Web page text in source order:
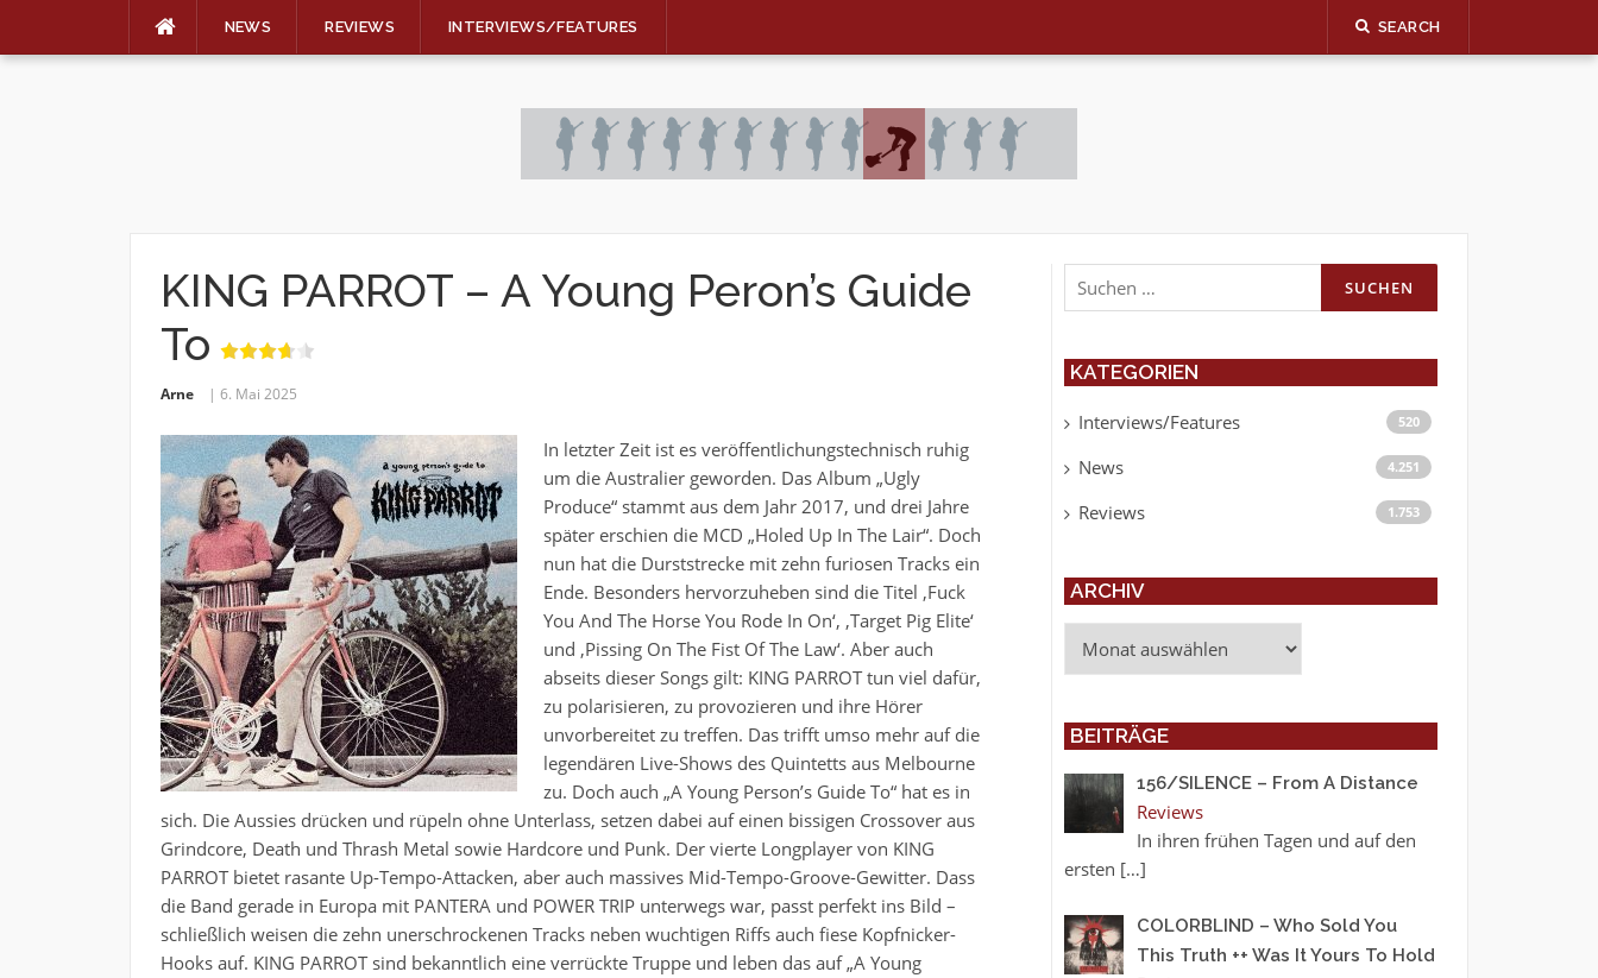
NEWS REVIEWS INTERVIEWS/FEATURES SEARCH
KING PARROT – A Young Peron’s Guide
To
Arne 6. Mai 2025
In letzter Zeit ist es veröffentlichungstechnisch ruhig
um die Australier geworden. Das Album „Ugly
Produce“ stammt aus dem Jahr 2017, und drei Jahre
später erschien die MCD „Holed Up In The Lair“. Doch
nun hat die Durststrecke mit zehn furiosen Tracks ein
Ende. Besonders hervorzuheben sind die Titel ,Fuck
You And The Horse You Rode In On‘, ,Target Pig Elite‘
und ,Pissing On The Fist Of The Law‘. Aber auch
abseits dieser Songs gilt: KING PARROT tun viel dafür,
zu polarisieren, zu provozieren und ihre Hörer
unvorbereitet zu treffen. Das trifft umso mehr auf die
legendären Live-Shows des Quintetts aus Melbourne
zu. Doch auch „A Young Person’s Guide To“ hat es in
sich. Die Aussies drücken und rüpeln ohne Unterlass, setzen dabei auf einen bissigen Crossover aus
Grindcore, Death und Thrash Metal sowie Hardcore und Punk. Der vierte Longplayer von KING
PARROT bietet rasante Up-Tempo-Attacken, aber auch massives Mid-Tempo-Groove-Gewitter. Dass
die Band gerade in Europa mit PANTERA und POWER TRIP unterwegs war, passt perfekt ins Bild –
schließlich weisen die zehn unerschrockenen Tracks neben wuchtigen Riffs auch fiese Kopfnicker-
Hooks auf. KING PARROT sind bekanntlich eine verrückte Truppe und leben das auf „A Young
Suchen
nach:
KATEGORIEN
Interviews/Features 520
News 4.251
Reviews 1.753
ARCHIV
BEITRÄGE
156/SILENCE – From A Distance
Reviews
In ihren frühen Tagen und auf den
ersten […]
COLORBLIND – Who Sold You
This Truth ++ Was It Yours To Hold